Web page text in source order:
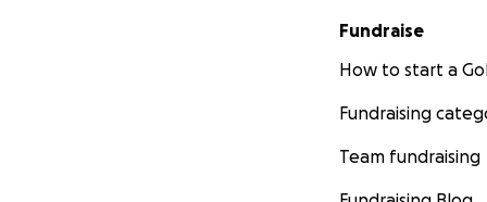
Fundraise
How to start a
Fundraising
Team fundraising